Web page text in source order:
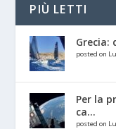
PIÙ LETTI
Grecia:
posted on
Per la
ca...
posted on